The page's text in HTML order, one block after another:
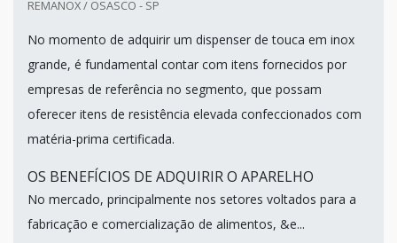
REMANOX / OSASCO - SP
No momento de adquirir um dispenser de touca em inox
grande, é fundamental contar com itens fornecidos por
empresas de referência no segmento, que possam
oferecer itens de resistência elevada confeccionados com
matéria-prima certificada.
OS BENEFÍCIOS DE ADQUIRIR O APARELHO
No mercado, principalmente nos setores voltados para a
fabricação e comercialização de alimentos, &e...